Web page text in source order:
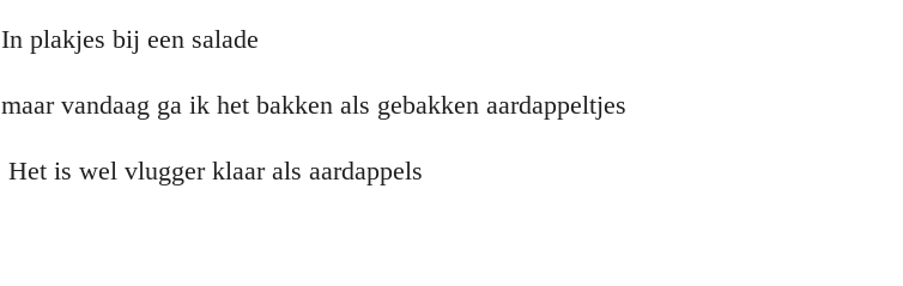
In plakjes bij een salade
maar vandaag ga ik het bakken als gebakken aardappeltjes
Het is wel vlugger klaar als aardappels